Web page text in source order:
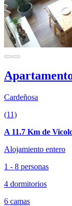
Cardeñosa
(11)
A 11.7 Km de
Alojamiento entero
1 - 8 personas
4 dormitorios
6 camas